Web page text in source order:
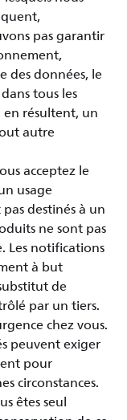
pas garantir
des données, le
tous les
résultent, un
autre
acceptez le
usage
destinés à un
ne sont pas
Les notifications
à but
de
par un tiers.
chez vous.
peuvent exiger
pour
circonstances.
êtes seul